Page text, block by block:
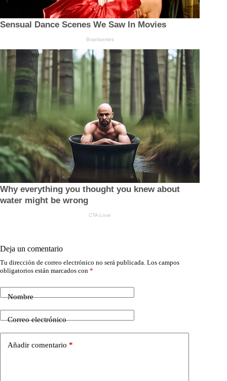
Deja un comentario
Tu dirección de correo electrónico no será publicada. Los campos
obligatorios están marcados con *
Nombre
Correo electrónico
Añadir comentario *